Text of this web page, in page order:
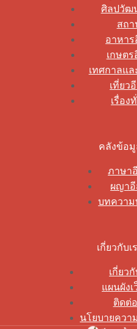
ศิลปวัฒ
สถ
อาหา
เกษต
เทศกาลแ
เที่ยว
เรื่อง
คลังข้อมู
ภาษา
ผญา
บทควา
เกี่ยวกับเ
เกี่ยวกั
แผนผัง
ติดต่อ
นโยบายควา